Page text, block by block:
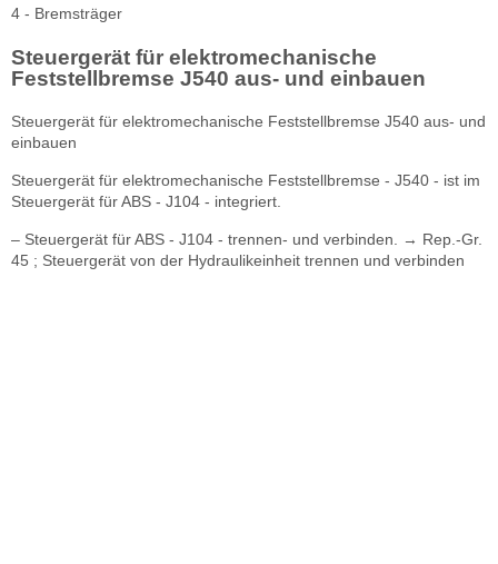
4 - Bremsträger
Steuergerät für elektromechanische
Feststellbremse J540 aus- und einbauen
Steuergerät für elektromechanische Feststellbremse J540 aus- und
einbauen
Steuergerät für elektromechanische Feststellbremse - J540 - ist im
Steuergerät für ABS - J104 - integriert.
– Steuergerät für ABS - J104 - trennen- und verbinden. → Rep.-Gr.
45 ; Steuergerät von der Hydraulikeinheit trennen und verbinden